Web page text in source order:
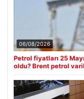
06/08/2026
Petrol fiyatları 25
oldu? Brent petrol